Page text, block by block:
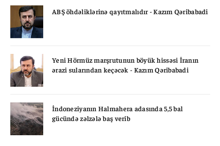
ABŞ öhdəliklərinə qayıtmalıdır - Kazım Qəribabadi
Yeni Hörmüz marşrutunun böyük hissəsi İranın
ərazi sularından keçəcək - Kazım Qəribabadi
İndoneziyanın Halmahera adasında 5,5 bal
gücündə zəlzələ baş verib